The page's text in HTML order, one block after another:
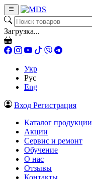
Загрузка...
Укр
Рус
Eng
Вход Регистрация
Каталог продукции
Акции
Сервис и ремонт
Обучение
О нас
Отзывы
Контакты